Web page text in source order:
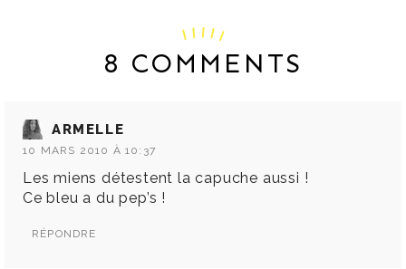
8 COMMENTS
ARMELLE
10 MARS 2010 À 10:37
Les miens détestent la capuche aussi !
Ce bleu a du pep’s !
RÉPONDRE